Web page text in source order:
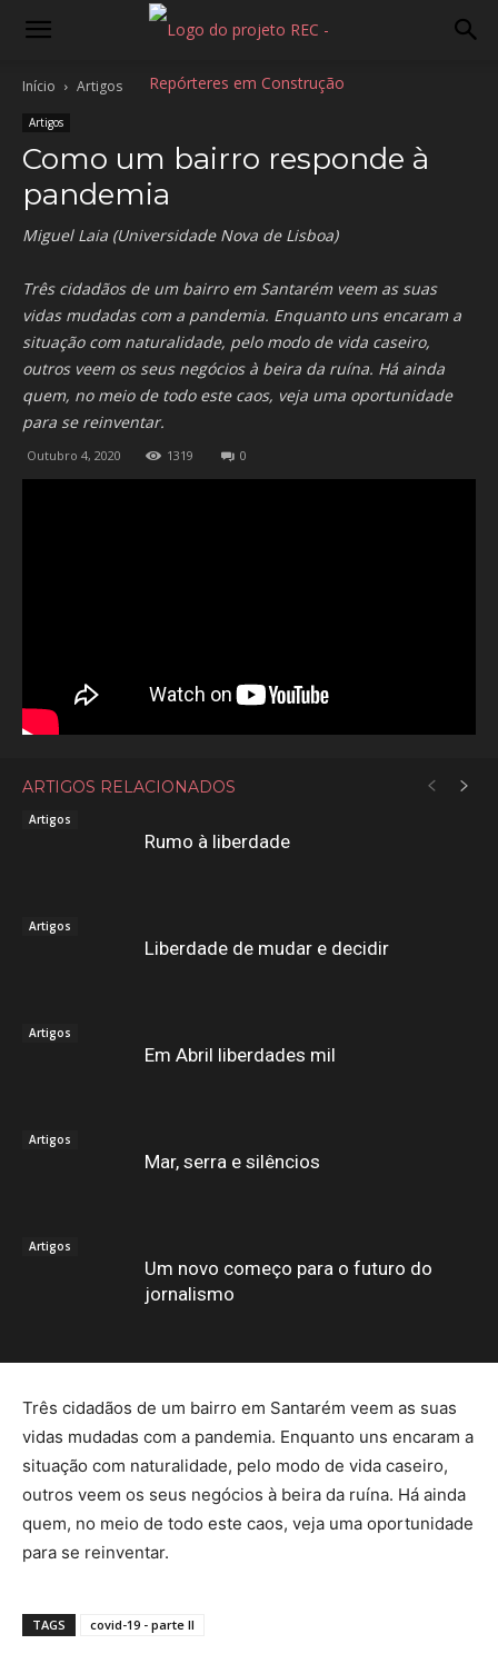
Início Artigos
Artigos
Como um bairro responde à
pandemia
Miguel Laia (Universidade Nova de Lisboa)
Três cidadãos de um bairro em Santarém veem as suas
vidas mudadas com a pandemia. Enquanto uns encaram a
situação com naturalidade, pelo modo de vida caseiro,
outros veem os seus negócios à beira da ruína. Há ainda
quem, no meio de todo este caos, veja uma oportunidade
para se reinventar.
Outubro 4, 2020 1319 0
ARTIGOS RELACIONADOS
Artigos
Rumo à liberdade
Artigos
Liberdade de mudar e decidir
Artigos
Em Abril liberdades mil
Artigos
Mar, serra e silêncios
Artigos
Um novo começo para o futuro do
jornalismo
Três cidadãos de um bairro em Santarém veem as suas
vidas mudadas com a pandemia. Enquanto uns encaram a
situação com naturalidade, pelo modo de vida caseiro,
outros veem os seus negócios à beira da ruína. Há ainda
quem, no meio de todo este caos, veja uma oportunidade
para se reinventar.
TAGS covid-19 - parte II